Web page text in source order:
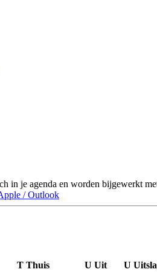
in je agenda en worden bijgewerkt
/ Outlook
T Thuis U Uit U